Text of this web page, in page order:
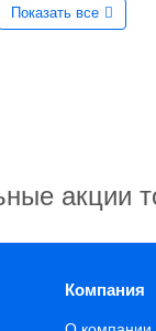
Показать все
акции
Компания